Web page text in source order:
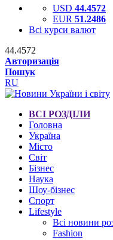
USD 44.4572
EUR 51.2486
Всі курси валют
44.4572
Авторизація
Пошук
RU
ВСІ РОЗДІЛИ
Головна
Україна
Місто
Світ
Бізнес
Наука
Шоу-бізнес
Спорт
Lifestyle
Всі новини
Fashion